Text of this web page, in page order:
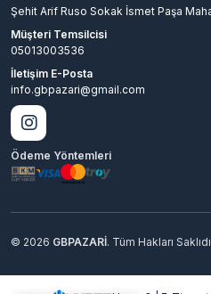
Şehit Arif Ruso Sokak İsmet Paşa
Müşteri Temsilcisi
05013003536
İletişim E-Posta
info.gbpazari@gmail.com
Ödeme Yöntemleri
© 2026 GBPAZARİ. Tüm Hakları